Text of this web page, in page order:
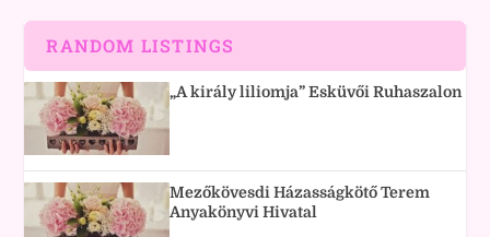
RANDOM LISTINGS
„A király liliomja” Esküvői Ruhaszalon
Mezőkövesdi Házasságkötő Terem
Anyakönyvi Hivatal